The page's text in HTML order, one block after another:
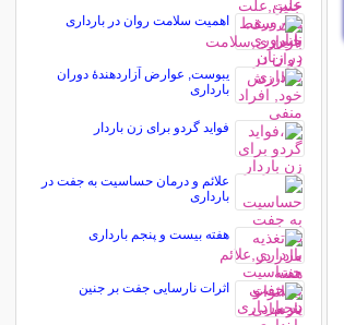
اهمیت سلامت روان در بارداری
یبوست, عوارض آزاردهندۀ دوران
بارداری
فواید گردو برای زن باردار
علائم و درمان حساسیت به جفت در
بارداری
هفته بیست و پنجم بارداری
اثرات نارسایی جفت بر جنین